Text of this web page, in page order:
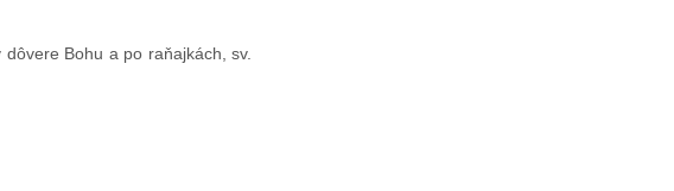
Bohu a po raňajkách, sv.